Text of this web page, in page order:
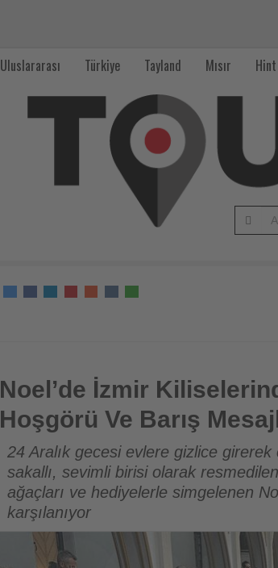
Uluslararası Türkiye Tayland Mısır
Noel’de İzmir Kiliselerinden Tüm Dünyaya
Noel’de İzmir
Hoşgörü Ve Barış
24 Aralık gecesi evlere gizlice girerek
sakallı, sevimli birisi olarak
ağaçları ve hediyelerle simgelenen
karşılanıyor